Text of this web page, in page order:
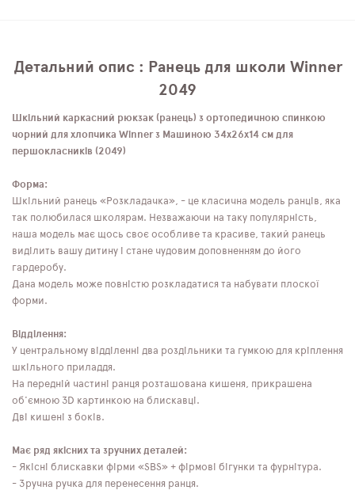
Детальний опис : Ранець для школи Winner
2049
Шкільний каркасний рюкзак (ранець) з ортопедичною спинкою
чорний для хлопчика Winner з Машиною 34х26х14 см для
першокласників (2049)
Форма:
Шкільний ранець «Розкладачка», - це класична модель ранців, яка
так полюбилася школярам. Незважаючи на таку популярність,
наша модель має щось своє особливе та красиве, такий ранець
виділить вашу дитину і стане чудовим доповненням до його
гардеробу.
Дана модель може повністю розкладатися та набувати плоскої
форми.
Відділення:
У центральному відділенні два роздільники та гумкою для кріплення
шкільного приладдя.
На передній частині ранця розташована кишеня, прикрашена
об'ємною 3D картинкою на блискавці.
Дві кишені з боків.
Має ряд якісних та зручних деталей:
- Якісні блискавки фірми «SBS» + фірмові бігунки та фурнітура.
- Зручна ручка для перенесення ранця.